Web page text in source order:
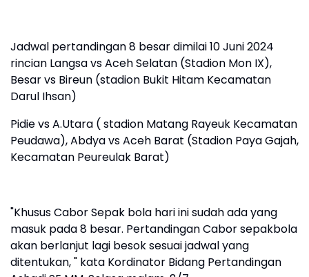
Jadwal pertandingan 8 besar dimilai 10 Juni 2024
rincian Langsa vs Aceh Selatan (Stadion Mon IX),
Besar vs Bireun (stadion Bukit Hitam Kecamatan
Darul Ihsan)
Pidie vs A.Utara ( stadion Matang Rayeuk Kecamatan
Peudawa), Abdya vs Aceh Barat (Stadion Paya Gajah,
Kecamatan Peureulak Barat)
"Khusus Cabor Sepak bola hari ini sudah ada yang
masuk pada 8 besar. Pertandingan Cabor sepakbola
akan berlanjut lagi besok sesuai jadwal yang
ditentukan, " kata Kordinator Bidang Pertandingan